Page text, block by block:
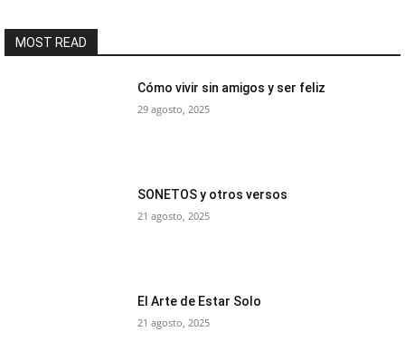
MOST READ
Cómo vivir sin amigos y ser feliz
29 agosto, 2025
SONETOS y otros versos
21 agosto, 2025
El Arte de Estar Solo
21 agosto, 2025